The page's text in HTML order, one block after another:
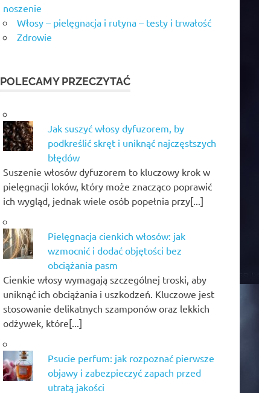
noszenie
Włosy – pielęgnacja i rutyna – testy i trwałość
Zdrowie
POLECAMY PRZECZYTAĆ
Jak suszyć włosy dyfuzorem, by
podkreślić skręt i uniknąć najczęstszych
błędów
Suszenie włosów dyfuzorem to kluczowy krok w
pielęgnacji loków, który może znacząco poprawić
ich wygląd, jednak wiele osób popełnia przy[...]
Pielęgnacja cienkich włosów: jak
wzmocnić i dodać objętości bez
obciążania pasm
Cienkie włosy wymagają szczególnej troski, aby
uniknąć ich obciążania i uszkodzeń. Kluczowe jest
stosowanie delikatnych szamponów oraz lekkich
odżywek, które[...]
Psucie perfum: jak rozpoznać pierwsze
objawy i zabezpieczyć zapach przed
utratą jakości